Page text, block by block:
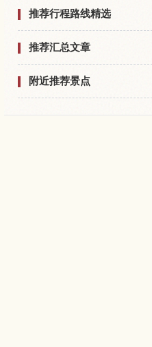
推荐行程路线精选
推荐汇总文章
附近推荐景点